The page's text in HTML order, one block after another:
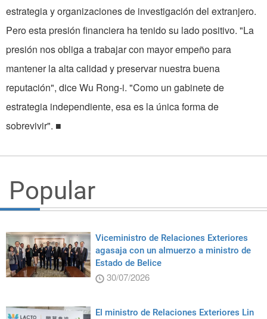
estrategia y organizaciones de investigación del extranjero.
Pero esta presión financiera ha tenido su lado positivo. "La
presión nos obliga a trabajar con mayor empeño para
mantener la alta calidad y preservar nuestra buena
reputación", dice Wu Rong-i. "Como un gabinete de
estrategia independiente, esa es la única forma de
sobrevivir". ■
Popular
Viceministro de Relaciones Exteriores
agasaja con un almuerzo a ministro de
Estado de Belice
30/07/2026
El ministro de Relaciones Exteriores Lin